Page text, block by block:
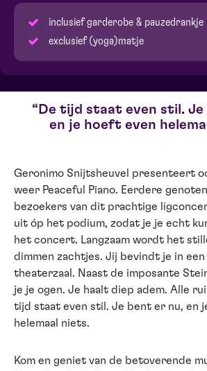
inclusief garderobe & pauzedrankje
exclusief (yoga)matje
De tijd staat even stil. Je
en je hoeft even
Geronimo Snijtsheuvel presenteert
weer Peaceful Piano. Eerdere
bezoekers van dit prachtige
uit óp het podium, zodat je je echt
het concert. Langzaam wordt het
dimmen zachtjes. Jij bevindt je in een
theaterzaal. Naast de imposante
je je ogen. Je haalt diep adem. Alle
tijd staat even stil. Je bent er nu, en
helemaal niets.
Kom en geniet van de betoverende